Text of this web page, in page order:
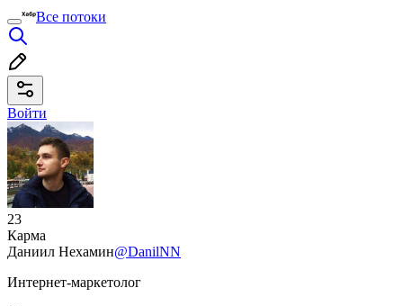
Все потоки
Войти
23
Карма
Даниил Нехамин@DanilNN
Интернет-маркетолог